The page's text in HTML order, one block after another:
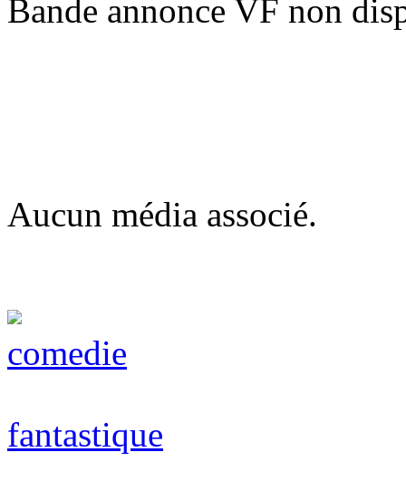
Bande annonce VF non
Aucun média associé.
comedie
fantastique